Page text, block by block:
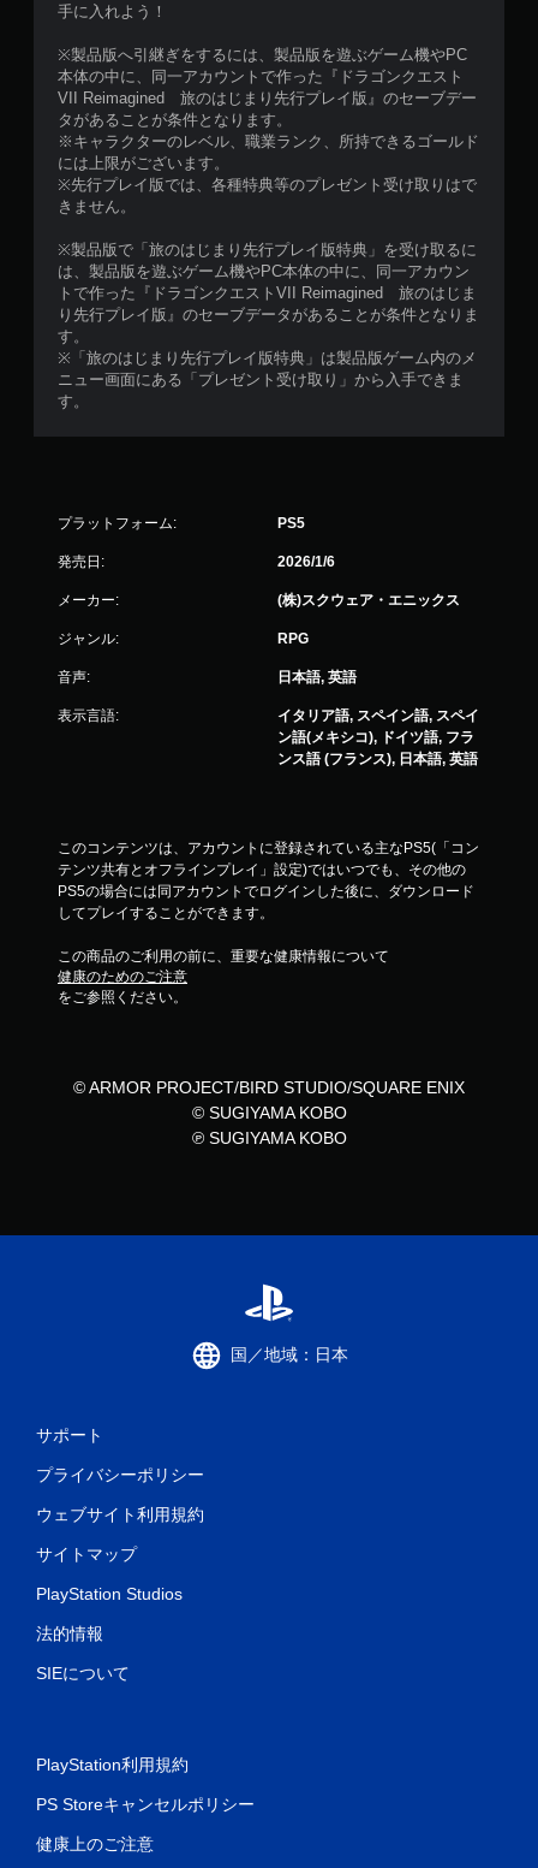
手に入れよう！
※製品版へ引継ぎをするには、製品版を遊ぶゲーム機やPC
本体の中に、同一アカウントで作った『ドラゴンクエスト
VII Reimagined 旅のはじまり先行プレイ版』のセーブデー
タがあることが条件となります。
※キャラクターのレベル、職業ランク、所持できるゴールド
には上限がございます。
※先行プレイ版では、各種特典等のプレゼント受け取りはで
きません。
※製品版で「旅のはじまり先行プレイ版特典」を受け取るに
は、製品版を遊ぶゲーム機やPC本体の中に、同一アカウン
トで作った『ドラゴンクエストVII Reimagined 旅のはじま
り先行プレイ版』のセーブデータがあることが条件となりま
す。
※「旅のはじまり先行プレイ版特典」は製品版ゲーム内のメ
ニュー画面にある「プレゼント受け取り」から入手できま
す。
プラットフォーム: PS5
発売日: 2026/1/6
メーカー: (株)スクウェア・エニックス
ジャンル: RPG
音声: 日本語, 英語
表示言語:
イタリア語, スペイン語, スペイ
ン語(メキシコ), ドイツ語, フラ
ンス語 (フランス), 日本語, 英語
このコンテンツは、アカウントに登録されている主なPS5(「コン
テンツ共有とオフラインプレイ」設定)ではいつでも、その他の
PS5の場合には同アカウントでログインした後に、ダウンロード
してプレイすることができます。
この商品のご利用の前に、重要な健康情報について
健康のためのご注意
をご参照ください。
© ARMOR PROJECT/BIRD STUDIO/SQUARE ENIX
© SUGIYAMA KOBO
℗ SUGIYAMA KOBO
国／地域：日本
サポート
プライバシーポリシー
ウェブサイト利用規約
サイトマップ
PlayStation Studios
法的情報
SIEについて
PlayStation利用規約
PS Storeキャンセルポリシー
健康上のご注意